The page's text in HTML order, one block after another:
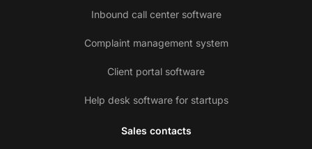
Inbound call center software
Complaint management system
Client portal software
Help desk software for startups
Sales contacts